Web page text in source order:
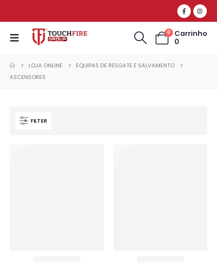
0
Carrinho
0
LOJA ONLINE
EQUIPAS DE RESGATE E SALVAMENTO
ASCENSORES
FILTER